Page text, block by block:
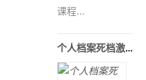
课程...
个人档案死档激活方法